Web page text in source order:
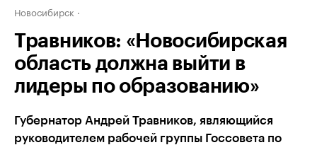
Новосибирск
Травников: «Новосибирская
область должна выйти в
лидеры по образованию»
Губернатор Андрей Травников, являющийся
руководителем рабочей группы Госсовета по